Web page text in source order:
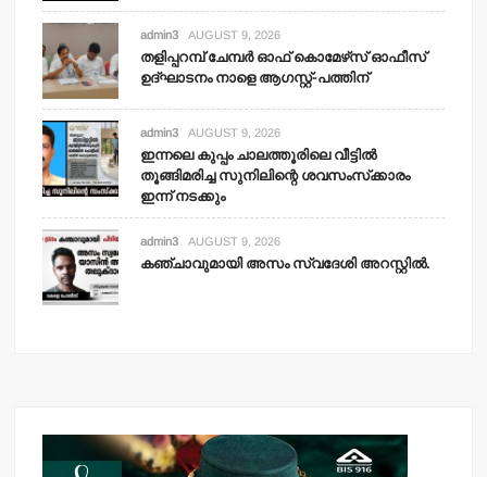
admin3 AUGUST 9, 2026
തളിപ്പറമ്പ് ചേമ്പര്‍ ഓഫ് കൊമേഴ്‌സ് ഓഫീസ്
ഉദ്ഘാടനം നാളെ ആഗസ്റ്റ്-പത്തിന്
admin3 AUGUST 9, 2026
ഇന്നലെ കുപ്പം ചാലത്തൂരിലെ വീട്ടില്‍
തൂങ്ങിമരിച്ച സുനിലിന്റെ ശവസംസ്‌ക്കാരം
ഇന്ന് നടക്കും
admin3 AUGUST 9, 2026
കഞ്ചാവുമായി അസം സ്വദേശി അറസ്റ്റില്‍.